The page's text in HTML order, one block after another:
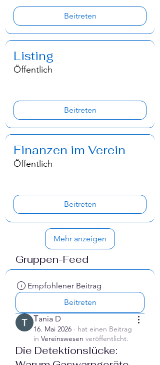
Beitreten
Listing
Öffentlich
Beitreten
Finanzen im Verein
Öffentlich
Beitreten
Mehr anzeigen
Gruppen-Feed
Empfohlener Beitrag
Beitreten
Тania D
16. Mai 2026 · hat einen Beitrag
in Vereinswesen veröffentlicht.
Die Detektionslücke: